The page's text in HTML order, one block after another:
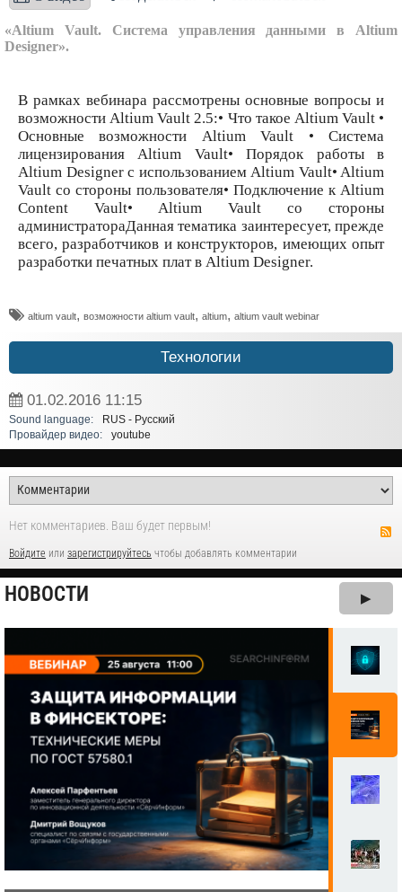
«Altium Vault. Система управления данными в Altium
Designer».
В рамках вебинара рассмотрены основные вопросы и
возможности Altium Vault 2.5:• Что такое Altium Vault •
Основные возможности Altium Vault • Система
лицензирования Altium Vault• Порядок работы в
Altium Designer с использованием Altium Vault• Altium
Vault со стороны пользователя• Подключение к Altium
Content Vault• Altium Vault со стороны
администратораДанная тематика заинтересует, прежде
всего, разработчиков и конструкторов, имеющих опыт
разработки печатных плат в Altium Designer.
altium vault, возможности altium vault, altium, altium vault webinar
Технологии
01.02.2016 11:15
Sound language:
RUS - Русский
Провайдер видео:
youtube
Нет комментариев. Ваш будет первым!
Войдите или зарегистрируйтесь чтобы добавлять комментарии
НОВОСТИ ▶